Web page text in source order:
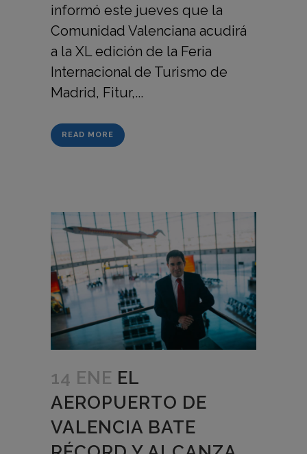
informó este jueves que la
Comunidad Valenciana acudirá
a la XL edición de la Feria
Internacional de Turismo de
Madrid, Fitur,...
READ MORE
14 ENE EL
AEROPUERTO DE
VALENCIA BATE